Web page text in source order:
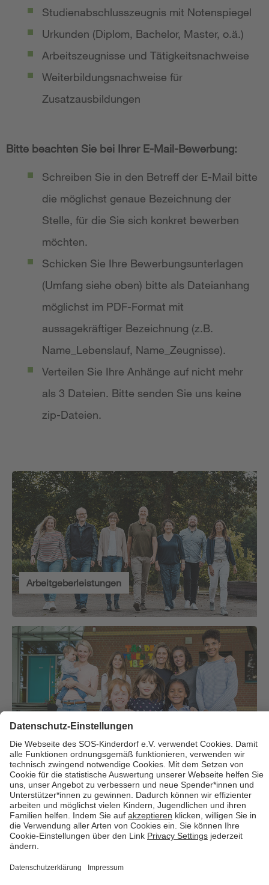
Studienabschlusszeugnis mit Notenspiegel
Urkunden (Diplom, Bachelor, Master, o.ä.)
Arbeitszeugnisse und Tätigkeitsnachweise
Weiterbildungsnachweise für
Zusatzausbildungen
Bitte beachten Sie bei Ihrer E-Mail-Bewerbung:
Schreiben Sie in den Betreff der E-Mail bitte
die möglichst genaue Bezeichnung der
Stelle, für die Sie sich konkret bewerben
möchten.
Schicken Sie Ihre Bewerbungsunterlagen
(Umfang siehe oben) bitte als Dateianhang
möglichst im PDF-Format mit
aussagekräftiger Bezeichnung (z.B.
Name_Lebenslauf, Name_Zeugnisse).
Verteilen Sie Ihre Anhänge auf nicht mehr
als 3 Dateien. Bitte senden Sie uns keine
zip-Dateien.
Arbeitgeberleistungen